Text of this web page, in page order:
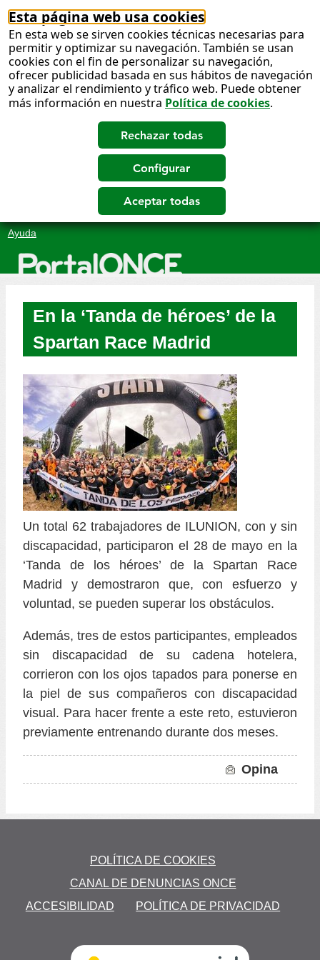
Esta página web usa cookies
En esta web se sirven cookies técnicas necesarias para
permitir y optimizar su navegación. También se usan
cookies con el fin de personalizar su navegación,
ofrecer publicidad basada en sus hábitos de navegación
y analizar el rendimiento y tráfico web. Puede obtener
más información en nuestra Política de cookies.
Ayuda
En la ‘Tanda de héroes’ de la
Spartan Race Madrid
Un total 62 trabajadores de ILUNION, con y sin
discapacidad, participaron el 28 de mayo en la
‘Tanda de los héroes’ de la Spartan Race
Madrid y demostraron que, con esfuerzo y
voluntad, se pueden superar los obstáculos.
Además, tres de estos participantes, empleados
sin discapacidad de su cadena hotelera,
corrieron con los ojos tapados para ponerse en
la piel de sus compañeros con discapacidad
visual. Para hacer frente a este reto, estuvieron
previamente entrenando durante dos meses.
Opina
POLÍTICA DE COOKIES
CANAL DE DENUNCIAS ONCE
ACCESIBILIDAD
POLÍTICA DE PRIVACIDAD